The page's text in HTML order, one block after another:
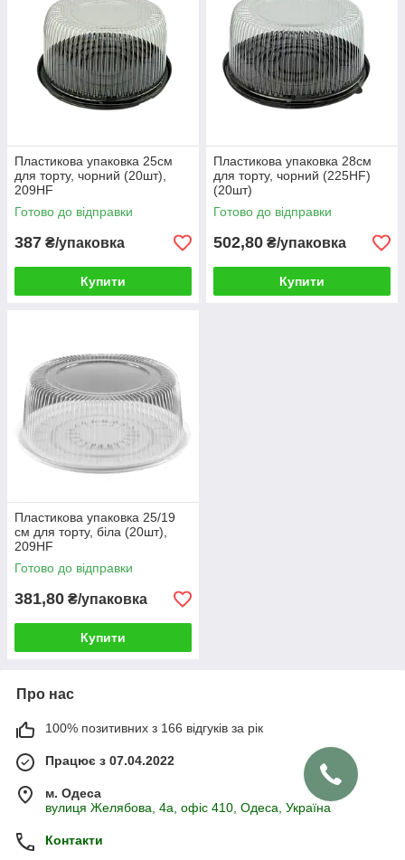
Пластикова упаковка 25см
для торту, чорний (20шт),
209HF
Готово до відправки
387 ₴/упаковка
Купити
Пластикова упаковка 28см
для торту, чорний (225HF)
(20шт)
Готово до відправки
502,80 ₴/упаковка
Купити
Пластикова упаковка 25/19
см для торту, біла (20шт),
209HF
Готово до відправки
381,80 ₴/упаковка
Купити
Про нас
100% позитивних з 166 відгуків за рік
Працює з 07.04.2022
м. Одеса
вулиця Желябова, 4а, офіс 410, Одеса, Україна
Контакти